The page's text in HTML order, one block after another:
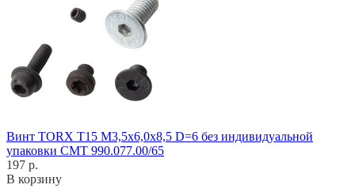
Винт TORX T15 M3,5x6,0x8,5 D=6 без индивидуальной
упаковки CMT 990.077.00/65
197 р.
В корзину